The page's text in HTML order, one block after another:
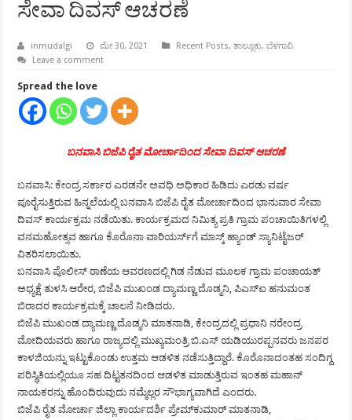
ಸೇವಾ ದಿವಸ್ ಆಚರಣೆ
inmudalgi ಮೇ 30, 2021 Recent Posts,ತಾಲ್ಲೂಕು,ಬೆಳಗಾವಿ
Leave a comment
Spread the love
ಬನವಾಸಿ ಬಿಜೆಪಿ ರೈತ ಮೋರ್ಚಾದಿಂದ ಸೇವಾ ದಿವಸ್ ಆಚರಣೆ
ಬನವಾಸಿ: ಕೇಂದ್ರ ಸರ್ಕಾರ ಎರಡನೇ ಅವಧಿ ಅಧಿಕಾರ ಹಿಡಿದು ಎರಡು ವರ್ಷ
ಪೂರೈಸುತ್ತಿರುವ ಹಿನ್ನಲೆಯಲ್ಲಿ ಬನವಾಸಿ ಬಿಜೆಪಿ ರೈತ ಮೋರ್ಚಾದಿಂದ ಭಾನುವಾರ ಸೇವಾ
ದಿವಸ್ ಕಾರ್ಯಕ್ರಮ ನಡೆಯಿತು. ಕಾರ್ಯಕ್ರಮದ ನಿಮಿತ್ಯ ಪ್ರತಿ ಗ್ರಾಮ ಪಂಚಾಯಿತಿಗಳಲ್ಲಿ
ವನಮಹೋತ್ಸವ ಹಾಗೂ ಕೊರೊನಾ ವಾರಿಯರ್ಸ್‍ಗೆ ಮಾಸ್ಕ್ ಹ್ಯಾಂಡ್ ಸ್ಯಾನಿಟೈಜರ್
ವಿತರಿಸಲಾಯಿತು.
ಬನವಾಸಿ ಪೊಲೀಸ್ ಠಾಣೆಯ ಆವರಣದಲ್ಲಿ ಗಿಡ ನೆಡುವ ಮೂಲಕ ಗ್ರಾಮ ಪಂಚಾಯತ್
ಅಧ್ಯಕ್ಷೆ ತುಳಸಿ ಆರೇರ, ಬಿಜೆಪಿ ಮುಖಂಡ ದ್ಯಾಮಣ್ಣ ದೊಡ್ಮನಿ, ಪಿಎಸ್‍ಐ ಹನುಮಂತ
ಬಿರಾದರ ಕಾರ್ಯಕ್ರಮಕ್ಕೆ ಚಾಲನೆ ನೀಡಿದರು.
ಬಿಜೆಪಿ ಮುಖಂಡ ದ್ಯಾಮಣ್ಣ ದೊಡ್ಮನಿ ಮಾತನಾಡಿ, ಕೇಂದ್ರದಲ್ಲಿ ಪ್ರಧಾನಿ ನರೇಂದ್ರ
ಮೋದಿಯವರು ಹಾಗೂ ರಾಜ್ಯದಲ್ಲಿ ಮುಖ್ಯಮಂತ್ರಿ ಬಿ.ಎಸ್ ಯಡಿಯುರಪ್ಪನವರು ಜನಪರ
ಕಾಳಜಿಯನ್ನು ಇಟ್ಟುಕೊಂಡು ಉತ್ತಮ ಆಡಳಿತ ನಡೆಸುತ್ತಿದ್ದಾರೆ. ಕೊರೊನಾದಂತಹ ಸಂದಿಗ್ದ
ಪರಿಸ್ಥಿತಿಯಲ್ಲಿಯೂ ಸಹ ದಿಟ್ಟತನದಿಂದ ಆಡಳಿತ ಮಾಡುತ್ತಿರುವ ಇಂತಹ ಮಹಾನ್
ನಾಯಕರನ್ನು ಹೊಂದಿರುವುದು ನಮ್ಮೆಲ್ಲರ ಸೌಭಾಗ್ಯವಾಗಿದೆ ಎಂದರು.
ಬಿಜೆಪಿ ರೈತ ಮೋರ್ಚಾ ಜಿಲ್ಲಾ ಕಾರ್ಯದರ್ಶಿ ಪ್ರೇಮ್‍ಕುಮಾರ್ ಮಾತನಾಡಿ,